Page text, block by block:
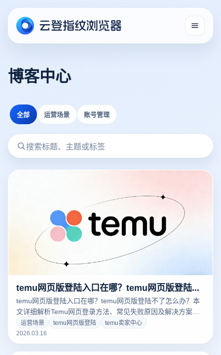
博客中心
全部 运营场景 账号管理
temu网页版登陆入口在哪？temu网页版登陆不了怎么办？
temu网页版登陆入口在哪？temu网页版登陆不了怎么办？本
文详细解析Temu网页登录方法、常见失败原因及解决方案，
并介绍云登电商浏览器如何提升账号登录稳定性与运营效率。
运营场景 temu网页版登陆
temu卖家中心
2026.03.16